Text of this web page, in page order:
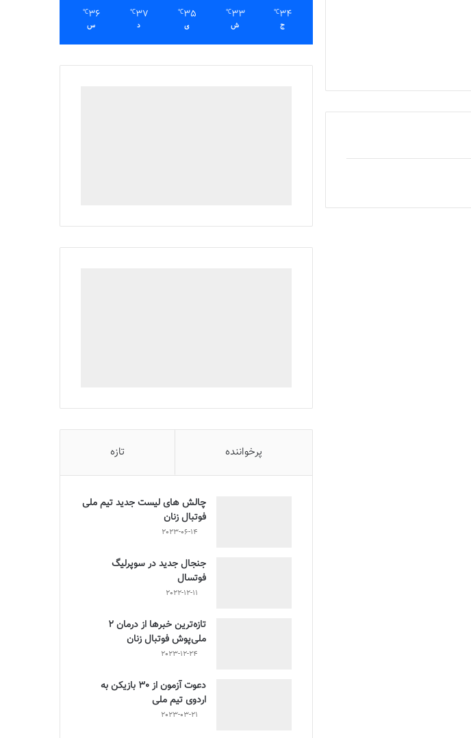
34
℃
ج
33
℃
ش
35
℃
ی
37
℃
د
36
℃
س
پرخواننده تازه
چالش هاى ليست جدید تيم ملى
فوتبال زنان
2023-06-14
جنجال جدید در سوپرلیگ
فوتسال
2022-12-11
تازه‌ترین خبرها از درمان ۲
ملی‌پوش فوتبال زنان
2023-12-24
دعوت آزمون از 30 بازیکن به
اردوی تیم ملی
2023-03-21